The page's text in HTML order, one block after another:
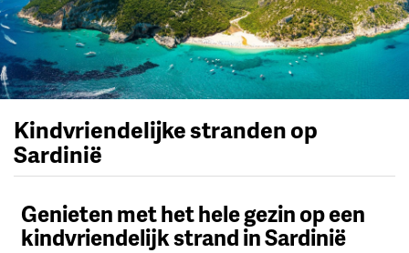
Kindvriendelijke stranden op
Sardinië
Genieten met het hele gezin op een
kindvriendelijk strand in Sardinië